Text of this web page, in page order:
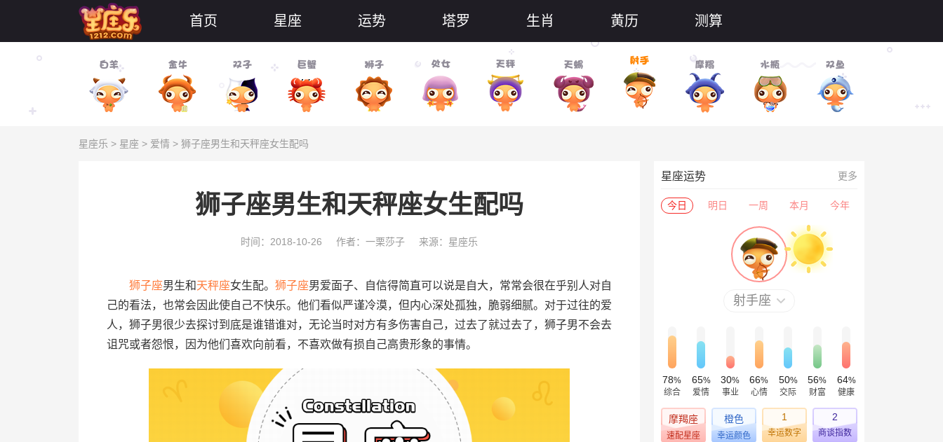
首页 星座 运势 塔罗 生肖 黄历 测算
星座乐 > 星座 > 爱情 > 狮子座男生和天秤座女生配吗
狮子座男生和天秤座女生配吗
时间：2018-10-26 作者：一栗莎子 来源：星座乐
狮子座男生和天秤座女生配。 狮子座男爱面子、自信得简直可以说是自大，常常会很在乎别人对自
己的看法，也常会因此使自己不快乐。他们看似严谨冷漠，但内心深处孤独，脆弱细腻。对于过往的爱
人，狮子男很少去探讨到底是谁错谁对，无论当时对方有多伤害自己，过去了就过去了，狮子男不会去
诅咒或者怨恨，因为他们喜欢向前看，不喜欢做有损自己高贵形象的事情。
星座运势 更多
今日 明日 一周 本月 今年
射手座
78%
综合
65%
爱情
30%
事业
66%
心情
50%
交际
56%
财富
64%
健康
摩羯座
速配星座
橙色
幸运颜色
1
幸运数字
2
商谈指数